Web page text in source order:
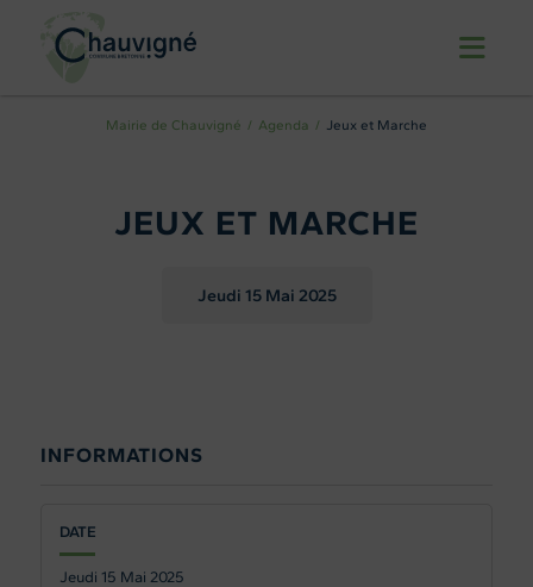
Mairie de Chauvigné Agenda Jeux et Marche
JEUX ET MARCHE
Jeudi 15 Mai 2025
INFORMATIONS
DATE
Jeudi 15 Mai 2025